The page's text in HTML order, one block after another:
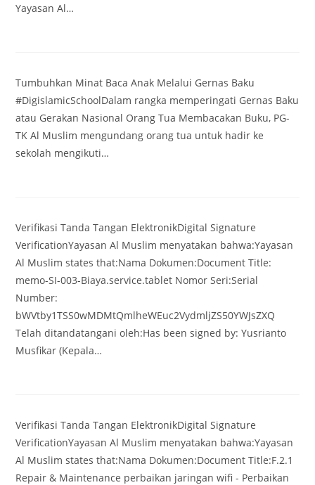
Yayasan Al…
Tumbuhkan Minat Baca Anak Melalui Gernas Baku
#DigislamicSchoolDalam rangka memperingati Gernas Baku
atau Gerakan Nasional Orang Tua Membacakan Buku, PG-
TK Al Muslim mengundang orang tua untuk hadir ke
sekolah mengikuti…
Verifikasi Tanda Tangan ElektronikDigital Signature
VerificationYayasan Al Muslim menyatakan bahwa:Yayasan
Al Muslim states that:Nama Dokumen:Document Title:
memo-SI-003-Biaya.service.tablet Nomor Seri:Serial
Number:
bWVtby1TSS0wMDMtQmlheWEuc2VydmljZS50YWJsZXQ
Telah ditandatangani oleh:Has been signed by: Yusrianto
Musfikar (Kepala…
Verifikasi Tanda Tangan ElektronikDigital Signature
VerificationYayasan Al Muslim menyatakan bahwa:Yayasan
Al Muslim states that:Nama Dokumen:Document Title:F.2.1
Repair & Maintenance perbaikan jaringan wifi - Perbaikan